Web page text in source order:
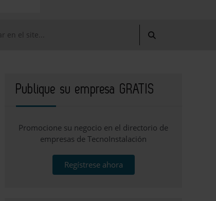
Publique su empresa GRATIS
Promocione su negocio en el directorio de
empresas de TecnoInstalación
Regístrese ahora